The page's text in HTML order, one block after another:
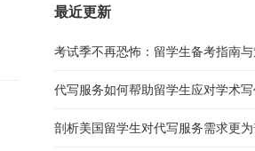
最近更新
考试季不再恐怖：留学生备考指南
代写服务如何帮助留学生应对学术写
剖析美国留学生对代写服务需求更